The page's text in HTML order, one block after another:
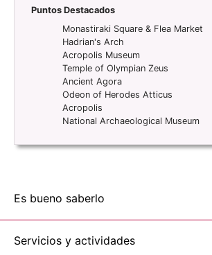
Puntos Destacados
Monastiraki Square & Flea Market
Hadrian's Arch
Acropolis Museum
Temple of Olympian Zeus
Ancient Agora
Odeon of Herodes Atticus
Acropolis
National Archaeological Museum
Es bueno saberlo
Servicios y actividades